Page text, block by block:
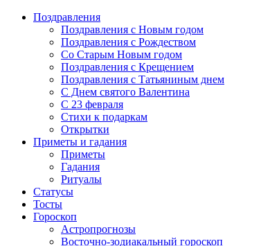
Поздравления
Поздравления с Новым годом
Поздравления с Рождеством
Со Старым Новым годом
Поздравления с Крещением
Поздравления с Татьяниным днем
С Днем святого Валентина
C 23 февраля
Стихи к подаркам
Открытки
Приметы и гадания
Приметы
Гадания
Ритуалы
Статусы
Тосты
Гороскоп
Астропрогнозы
Восточно-зодиакальный гороскоп